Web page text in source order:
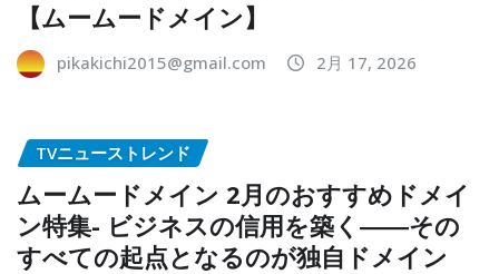
【ムームードメイン】
pikakichi2015@gmail.com 2月 17, 2026
TVニューストレンド
ムームードメイン 2月のおすすめドメイ
ン特集- ビジネスの信用を築く――その
すべての起点となるのが独自ドメイン